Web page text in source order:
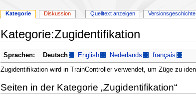
Kategorie:Zugidentifikation
Zur
Navigation
springen
Zur
Suche
springen
Sprachen: Deutsch English Nederlands français
Zugidentifikation wird in TrainController verwendet, um Züge zu
Seiten in der Kategorie „Zugidentifikation“
Kategorie Diskussion Quelltext anzeigen Versionsgeschichte